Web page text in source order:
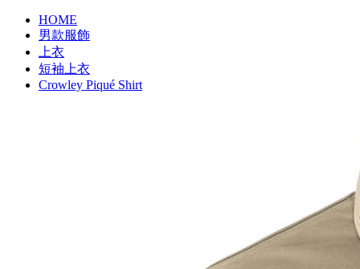
HOME
男款服飾
上衣
短袖上衣
Crowley Piqué Shirt